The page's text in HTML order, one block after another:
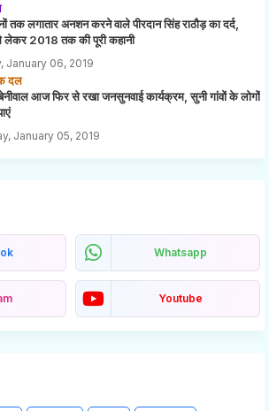
तक लगातार अनशन करने वाले पीरदान सिंह राठौड़ का दर्द,
2018 तक की पूरी कहानी
January 06, 2019
दल
आज फिर से रखा जनसुनवाई कार्यक्रम, सुनी गांवों के लोगों
January 05, 2019
Whatsapp
Youtube